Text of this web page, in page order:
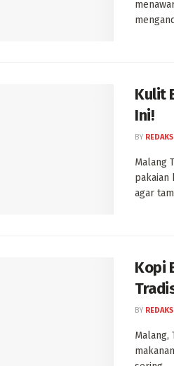
Kulit
Ini!
BY
Malang
pakaian
agar
Kopi
BY
Malang,